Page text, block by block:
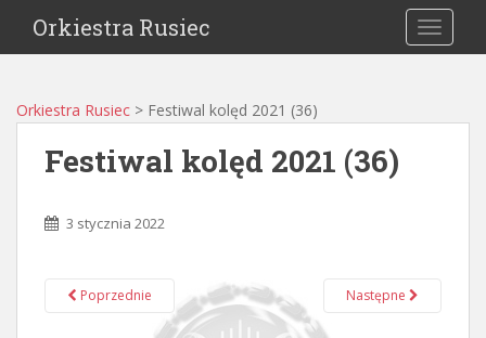
Orkiestra Rusiec
Orkiestra Rusiec > Festiwal kolęd 2021 (36)
Festiwal kolęd 2021 (36)
3 stycznia 2022
Poprzednie Następne